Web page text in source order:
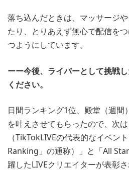
落ち込んだときは、マッサージ
たり、とりあえず無心で配信を
つようにしています。
ーー今後、ライバーとして挑戦
ください。
日間ランキング1位、殿堂（週間
を叶えさせてもらったので、次
（TikTokLIVEの代表的なイベン
Ranking」の通称）」と「All
躍したLIVEクリエイターが表彰